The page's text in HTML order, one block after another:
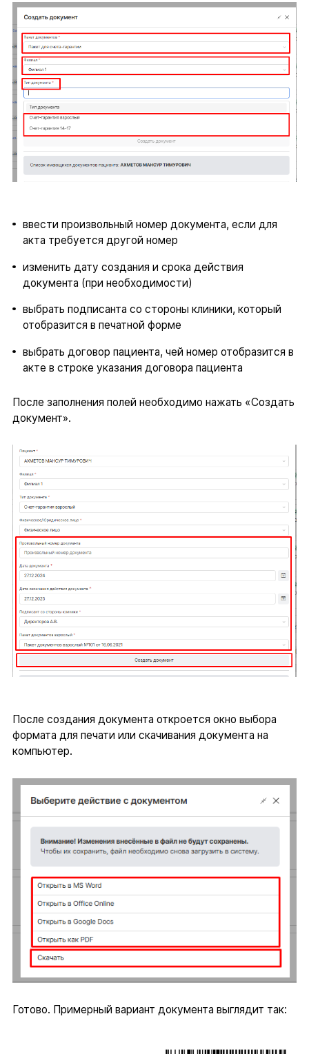
ввести произвольный номер документа, если для
акта требуется другой номер
изменить дату создания и срока действия
документа (при необходимости)
выбрать подписанта со стороны клиники, который
отобразится в печатной форме
выбрать договор пациента, чей номер отобразится в
акте в строке указания договора пациента
После заполнения полей необходимо нажать «Создать
документ».
После создания документа откроется окно выбора
формата для печати или скачивания документа на
компьютер.
Готово. Примерный вариант документа выглядит так: